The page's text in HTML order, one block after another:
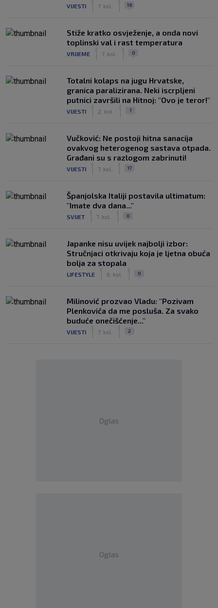
VIJESTI 7. kol. 19
Stiže kratko osvježenje, a onda novi
toplinski val i rast temperatura
VRIJEME 7. kol. 0
Totalni kolaps na jugu Hrvatske,
granica paralizirana. Neki iscrpljeni
putnici završili na Hitnoj: "Ovo je teror!"
VIJESTI 2. kol. 7
Vučković: Ne postoji hitna sanacija
ovakvog heterogenog sastava otpada.
Građani su s razlogom zabrinuti!
VIJESTI 7. kol. 17
Španjolska Italiji postavila ultimatum:
"Imate dva dana..."
SVIJET 7. kol. 0
Japanke nisu uvijek najbolji izbor:
Stručnjaci otkrivaju koja je ljetna obuća
bolja za stopala
LIFESTYLE 6. kol. 0
Milinović prozvao Vladu: "Pozivam
Plenkovića da me posluša. Za svako
buduće onečišćenje..."
VIJESTI 7. kol. 2
Oglas
Oglas